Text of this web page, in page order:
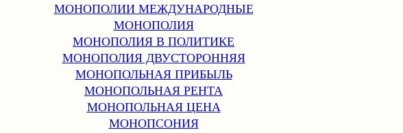
МОНОПОЛИИ МЕЖДУНАРОДНЫЕ
МОНОПОЛИЯ
МОНОПОЛИЯ В ПОЛИТИКЕ
МОНОПОЛИЯ ДВУСТОРОННЯЯ
МОНОПОЛЬНАЯ ПРИБЫЛЬ
МОНОПОЛЬНАЯ РЕНТА
МОНОПОЛЬНАЯ ЦЕНА
МОНОПСОНИЯ